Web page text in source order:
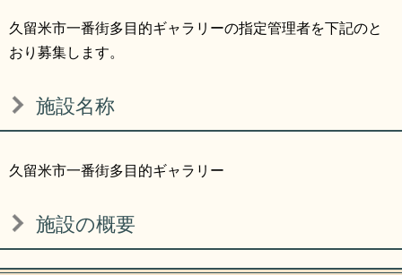
久留米市一番街多目的ギャラリーの指定管理者を下記のと
おり募集します。
施設名称
久留米市一番街多目的ギャラリー
施設の概要